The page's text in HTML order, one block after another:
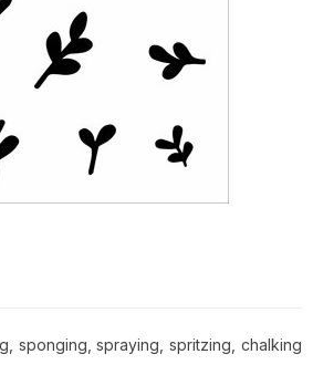
sponging, spraying, spritzing, chalking